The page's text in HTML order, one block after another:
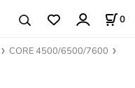
0
CORE 4500/6500/7600